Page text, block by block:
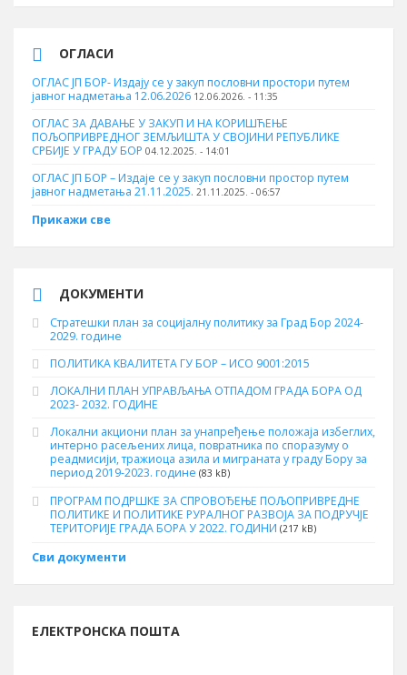
ОГЛАСИ
ОГЛАС ЈП БОР- Издају се у закуп пословни простори путем
јавног надметања 12.06.2026 12.06.2026. - 11:35
ОГЛАС ЗА ДАВАЊЕ У ЗАКУП И НА КОРИШЋЕЊЕ
ПОЉОПРИВРЕДНОГ ЗЕМЉИШТА У СВОЈИНИ РЕПУБЛИКЕ
СРБИЈЕ У ГРАДУ БОР 04.12.2025. - 14:01
ОГЛАС ЈП БОР – Издаје се у закуп пословни простор путем
јавног надметања 21.11.2025. 21.11.2025. - 06:57
Прикажи све
ДОКУМЕНТИ
Стратешки план за социјалну политику за Град Бор 2024-
2029. године
ПОЛИТИКА КВАЛИТЕТА ГУ БОР – ИСО 9001:2015
ЛОКАЛНИ ПЛАН УПРАВЉАЊА ОТПАДОМ ГРАДА БОРА ОД
2023- 2032. ГОДИНЕ
Локални акциони план за унапређење положаја избеглих,
интерно расељених лица, повратника по споразуму о
реадмисији, тражиоца азила и миграната у граду Бору за
период 2019-2023. године (83 kB)
ПРОГРАМ ПОДРШКЕ ЗА СПРОВОЂЕЊЕ ПОЉОПРИВРЕДНЕ
ПОЛИТИКЕ И ПОЛИТИКЕ РУРАЛНОГ РАЗВОЈА ЗА ПОДРУЧЈЕ
ТЕРИТОРИЈЕ ГРАДА БОРА У 2022. ГОДИНИ (217 kB)
Сви документи
ЕЛЕКТРОНСКА ПОШТА